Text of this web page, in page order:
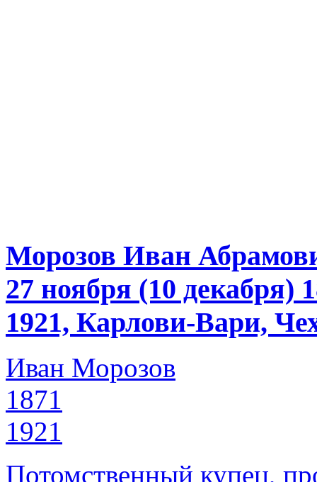
Морозов Иван
27 ноября (10
1921, Карлови-Вари,
Иван Морозов
1871
1921
Потомственный купец,